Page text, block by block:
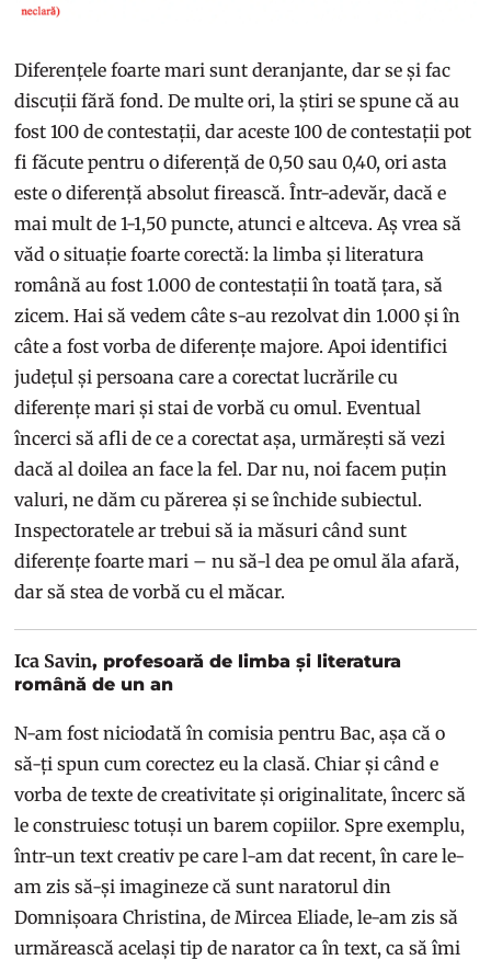
Diferențele foarte mari sunt deranjante, dar se și fac
discuții fără fond. De multe ori, la știri se spune că au
fost 100 de contestații, dar aceste 100 de contestații pot
fi făcute pentru o diferență de 0,50 sau 0,40, ori asta
este o diferență absolut firească. Într-adevăr, dacă e
mai mult de 1-1,50 puncte, atunci e altceva. Aș vrea să
văd o situație foarte corectă: la limba și literatura
română au fost 1.000 de contestații în toată țara, să
zicem. Hai să vedem câte s-au rezolvat din 1.000 și în
câte a fost vorba de diferențe majore. Apoi identifici
județul și persoana care a corectat lucrările cu
diferențe mari și stai de vorbă cu omul. Eventual
încerci să afli de ce a corectat așa, urmărești să vezi
dacă al doilea an face la fel. Dar nu, noi facem puțin
valuri, ne dăm cu părerea și se închide subiectul.
Inspectoratele ar trebui să ia măsuri când sunt
diferențe foarte mari – nu să-l dea pe omul ăla afară,
dar să stea de vorbă cu el măcar.
Ica Savin, profesoară de limba și literatura
română de un an
N-am fost niciodată în comisia pentru Bac, așa că o
să-ți spun cum corectez eu la clasă. Chiar și când e
vorba de texte de creativitate și originalitate, încerc să
le construiesc totuși un barem copiilor. Spre exemplu,
într-un text creativ pe care l-am dat recent, în care le-
am zis să-și imagineze că sunt naratorul din
Domnișoara Christina, de Mircea Eliade, le-am zis să
urmărească același tip de narator ca în text, ca să îmi